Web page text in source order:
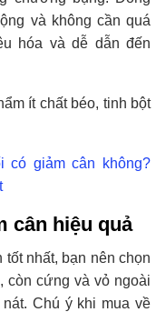
và không cần quá
hóa và dễ dẫn đến
ít chất béo, tinh bột
có giảm cân không?
cân hiệu quả
nhất, bạn nên chọn
còn cứng và vỏ ngoài
Chú ý khi mua về